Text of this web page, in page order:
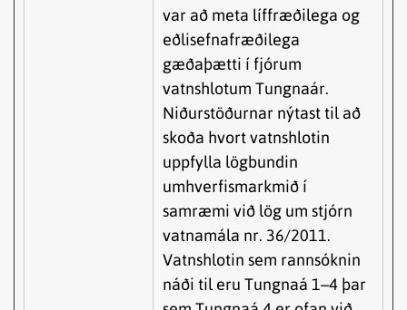
var að meta líffræðilega og
eðlisefnafræðilega
gæðaþætti í fjórum
vatnshlotum Tungnaár.
Niðurstöðurnar nýtast til að
skoða hvort vatnshlotin
uppfylla lögbundin
umhverfismarkmið í
samræmi við lög um stjórn
vatnamála nr. 36/2011.
Vatnshlotin sem rannsóknin
náði til eru Tungnaá 1–4 þar